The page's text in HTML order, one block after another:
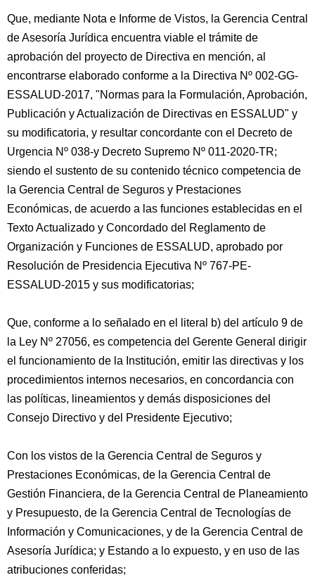
Que, mediante Nota e Informe de Vistos, la Gerencia Central
de Asesoría Jurídica encuentra viable el trámite de
aprobación del proyecto de Directiva en mención, al
encontrarse elaborado conforme a la Directiva Nº 002-GG-
ESSALUD-2017, "Normas para la Formulación, Aprobación,
Publicación y Actualización de Directivas en ESSALUD" y
su modificatoria, y resultar concordante con el Decreto de
Urgencia Nº 038-y Decreto Supremo Nº 011-2020-TR;
siendo el sustento de su contenido técnico competencia de
la Gerencia Central de Seguros y Prestaciones
Económicas, de acuerdo a las funciones establecidas en el
Texto Actualizado y Concordado del Reglamento de
Organización y Funciones de ESSALUD, aprobado por
Resolución de Presidencia Ejecutiva Nº 767-PE-
ESSALUD-2015 y sus modificatorias;
Que, conforme a lo señalado en el literal b) del artículo 9 de
la Ley Nº 27056, es competencia del Gerente General dirigir
el funcionamiento de la Institución, emitir las directivas y los
procedimientos internos necesarios, en concordancia con
las políticas, lineamientos y demás disposiciones del
Consejo Directivo y del Presidente Ejecutivo;
Con los vistos de la Gerencia Central de Seguros y
Prestaciones Económicas, de la Gerencia Central de
Gestión Financiera, de la Gerencia Central de Planeamiento
y Presupuesto, de la Gerencia Central de Tecnologías de
Información y Comunicaciones, y de la Gerencia Central de
Asesoría Jurídica; y Estando a lo expuesto, y en uso de las
atribuciones conferidas;